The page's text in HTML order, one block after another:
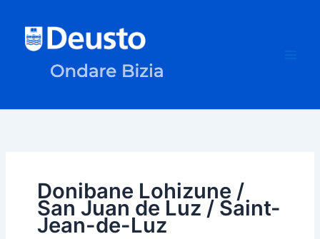
content
Donibane Lohizune /
San Juan de Luz / Saint-
Jean-de-Luz